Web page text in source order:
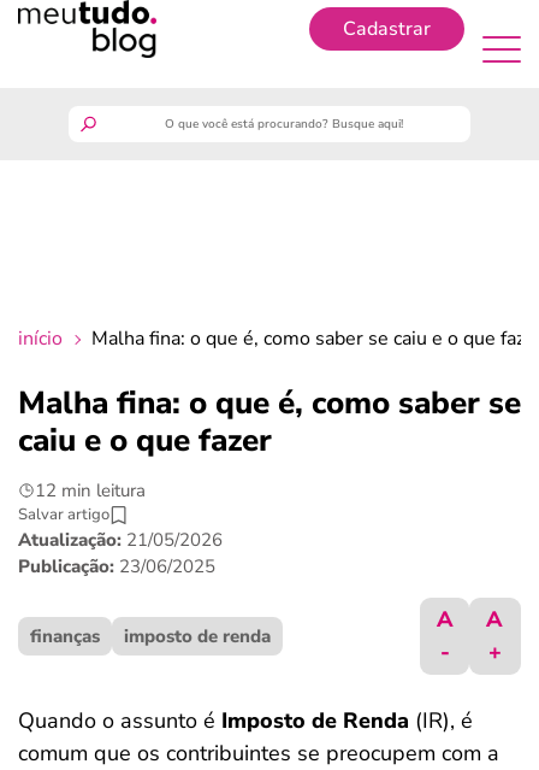
Cadastrar
crédito fácil
últimas notícias
ferramentas
início Malha fina: o que é, como saber se caiu e o que
Malha fina: o que é, como saber se
caiu e o que fazer
12 min leitura
Salvar artigo
Atualização: 21/05/2026
Publicação: 23/06/2025
finanças imposto de renda
A
-
A
+
Quando o assunto é Imposto de Renda (IR), é
comum que os contribuintes se preocupem com a